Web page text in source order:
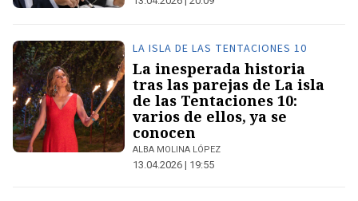
LA ISLA DE LAS TENTACIONES 10
La inesperada historia
tras las parejas de La isla
de las Tentaciones 10:
varios de ellos, ya se
conocen
ALBA MOLINA LÓPEZ
13.04.2026 | 19:55